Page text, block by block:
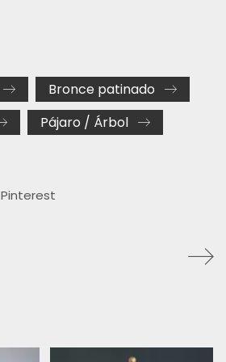
Bronce patinado
Pájaro / Árbol
Pinterest